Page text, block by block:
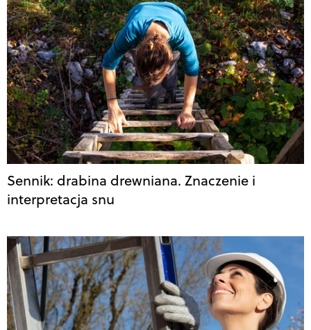
Sennik: drabina drewniana. Znaczenie i
interpretacja snu